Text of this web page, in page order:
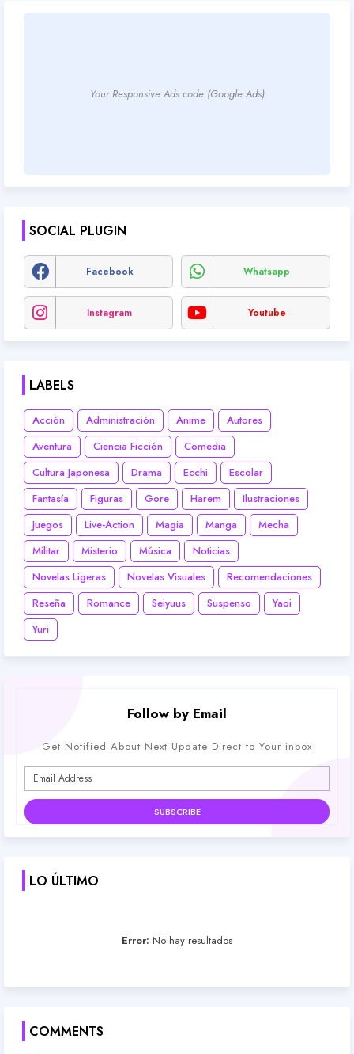
Your Responsive Ads code (Google Ads)
SOCIAL PLUGIN
Facebook Whatsapp
Instagram Youtube
LABELS
Acción Administración Anime
Autores
Aventura
Ciencia Ficción
Comedia
Cultura Japonesa
Drama Ecchi
Escolar
Fantasía
Figuras Gore Harem
Ilustraciones
Juegos
Live-Action Magia Manga
Mecha
Militar
Misterio Música
Noticias
Novelas Ligeras
Novelas Visuales
Recomendaciones
Reseña
Romance Seiyuus Suspenso
Yaoi
Yuri
Follow by Email
Get Notified About Next Update Direct to Your inbox
LO ÚLTIMO
Error: No hay resultados
COMMENTS